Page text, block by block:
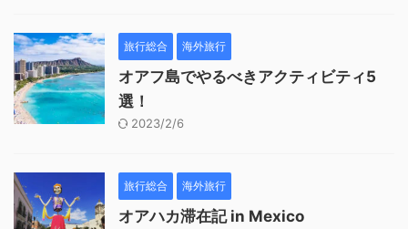
旅行総合 海外旅行
オアフ島でやるべきアクティビティ5
選！
2023/2/6
旅行総合 海外旅行
オアハカ滞在記 in Mexico